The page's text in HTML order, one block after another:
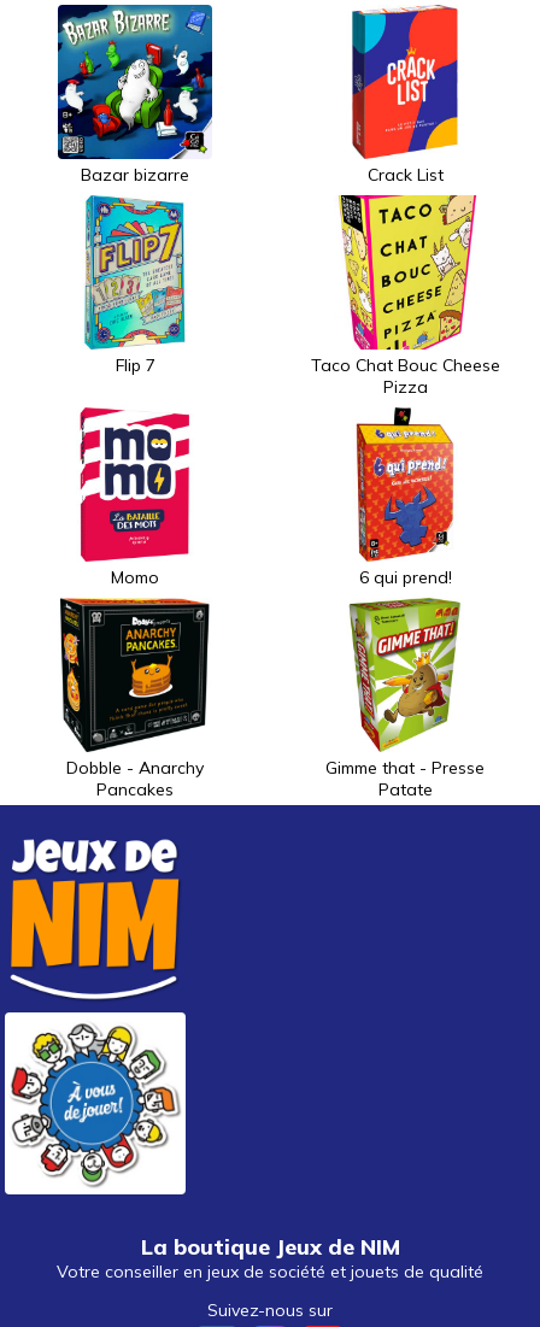
Bazar bizarre Crack List
Flip 7
Taco Chat Bouc Cheese
Pizza
Momo 6 qui prend!
Dobble - Anarchy
Pancakes
Gimme that - Presse
Patate
La boutique Jeux de NIM
Votre conseiller en jeux de société et jouets de qualité
Suivez-nous sur